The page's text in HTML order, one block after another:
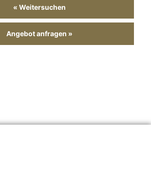
« Weitersuchen
Angebot anfragen »